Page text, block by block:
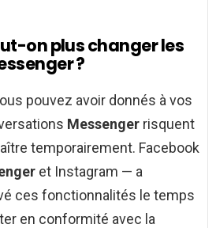
on plus changer les
?
pouvez avoir donnés à vos
Messenger risquent
temporairement. Facebook
et Instagram — a
ces fonctionnalités le temps
en conformité avec la